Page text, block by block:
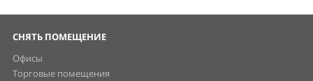
СНЯТЬ ПОМЕЩЕНИЕ
Офисы
Торговые помещения